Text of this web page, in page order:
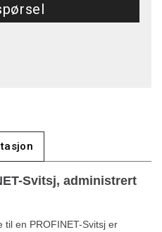
Svitsj, administrert
til en PROFINET-Svitsj er